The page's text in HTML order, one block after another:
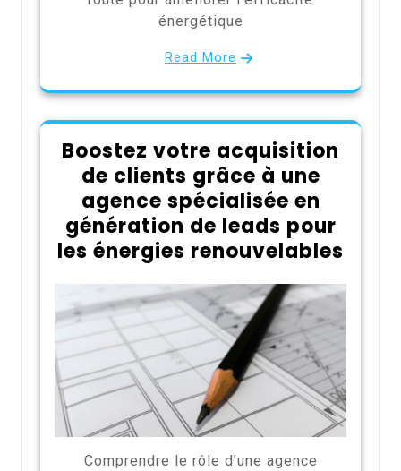
énergétique
Read More
Boostez votre acquisition
de clients grâce à une
agence spécialisée en
génération de leads pour
les énergies renouvelables
Comprendre le rôle d’une agence